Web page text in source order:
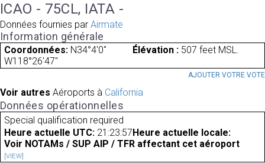
ICAO - 75CL, IATA -
Données fournies par Airmate
Information générale
Coordonnées: N34°4'0"
W118°26'47"
Élévation : 507 feet MSL.
AJOUTER VOTRE VOTE
Voir autres Aéroports à California
Données opérationnelles
Special qualification required
Heure actuelle UTC: 21:23:57 Heure actuelle locale:
Voir NOTAMs / SUP AIP / TFR affectant cet aéroport
[VIEW]